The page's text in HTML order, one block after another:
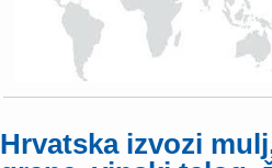
Hrvatska izvozi